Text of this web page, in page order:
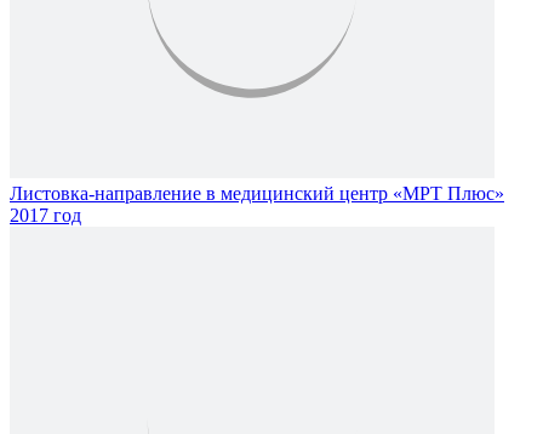
Листовка-направление в медицинский центр «МРТ Плюс»
2017 год